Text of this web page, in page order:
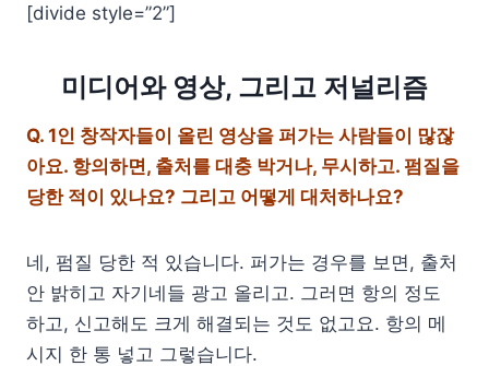
[divide style=”2”]
미디어와 영상, 그리고 저널리즘
Q. 1인 창작자들이 올린 영상을 퍼가는 사람들이 많잖
아요. 항의하면, 출처를 대충 박거나, 무시하고. 펌질을
당한 적이 있나요? 그리고 어떻게 대처하나요?
네, 펌질 당한 적 있습니다. 퍼가는 경우를 보면, 출처
안 밝히고 자기네들 광고 올리고. 그러면 항의 정도
하고, 신고해도 크게 해결되는 것도 없고요. 항의 메
시지 한 통 넣고 그렇습니다.